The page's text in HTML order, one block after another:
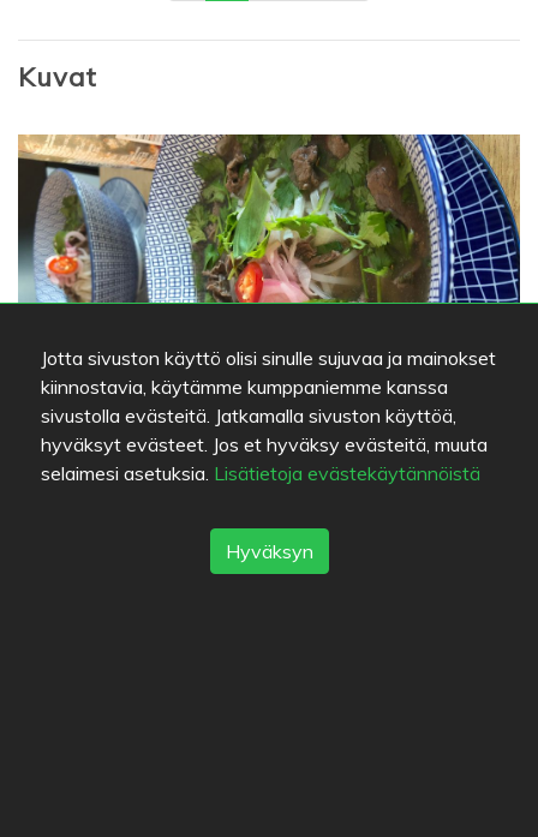
Jotta sivuston käyttö olisi sinulle sujuvaa ja mainokset
kiinnostavia, käytämme kumppaniemme kanssa
sivustolla evästeitä. Jatkamalla sivuston käyttöä,
hyväksyt evästeet. Jos et hyväksy evästeitä, muuta
selaimesi asetuksia. Lisätietoja evästekäytännöistä
Hyväksyn
Kuvat
Be My Guest